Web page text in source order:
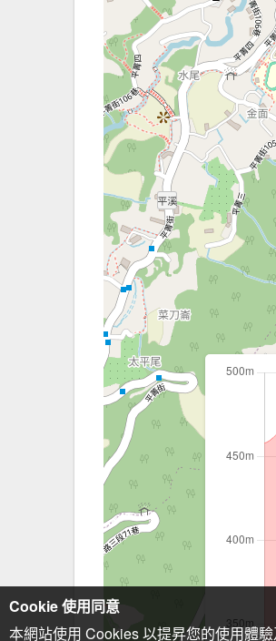
Cookie 使用同意
本網站使用 Cookies 以提昇您的使用體